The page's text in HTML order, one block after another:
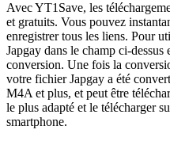
Avec YT1Save, les
et gratuits. Vous pouvez
enregistrer tous les liens. Pour
Japgay dans le champ ci-
conversion. Une fois la
votre fichier Japgay a été
M4A et plus, et peut être
le plus adapté et le télécharger
smartphone.